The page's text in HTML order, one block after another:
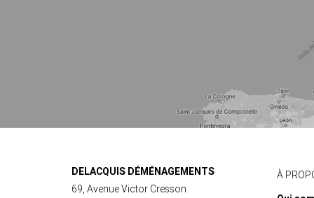
DELACQUIS DÉMÉNAGEMENTS
69, Avenue Victor Cresson
À